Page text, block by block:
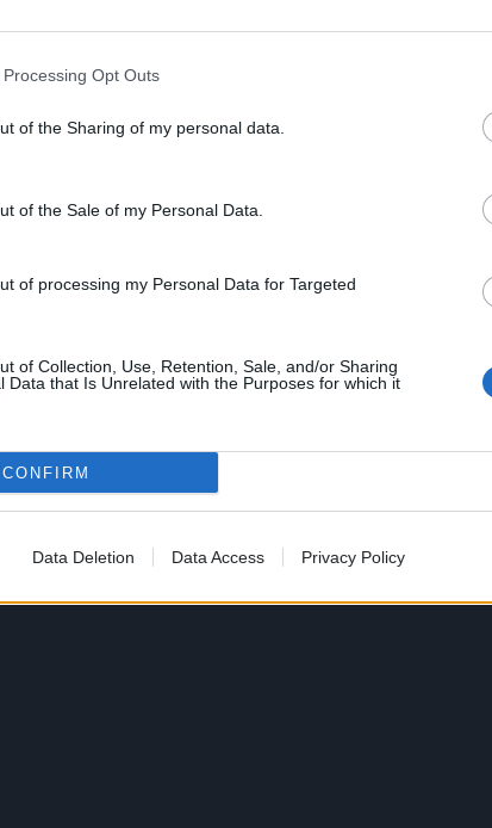
Opt Outs
of the Sharing of my personal data.
of the Sale of my Personal Data.
of processing my Personal Data for Targeted
of Collection, Use, Retention, Sale, and/or Sharing
Data that Is Unrelated with the Purposes for which it
CONFIRM
Data Deletion Data Access Privacy Policy